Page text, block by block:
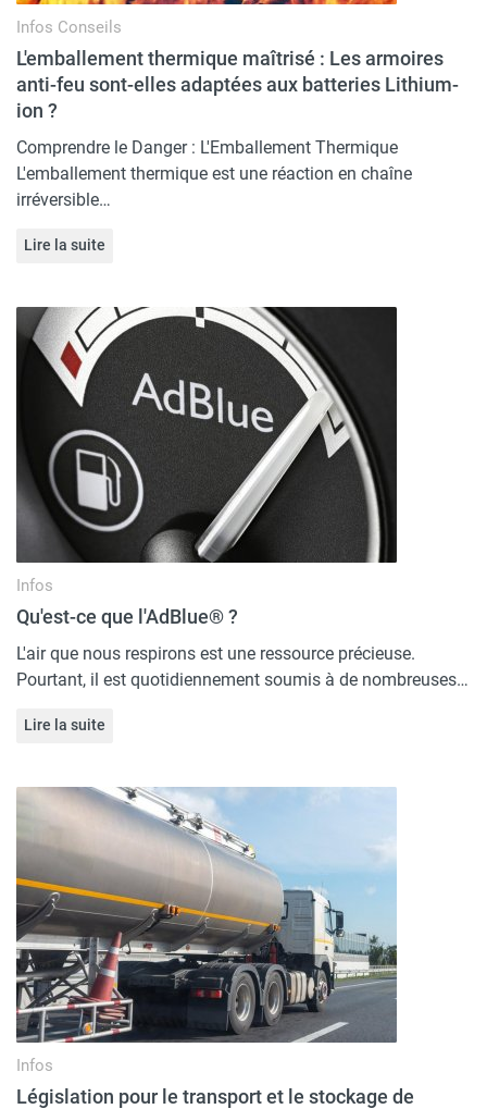
Infos Conseils
L'emballement thermique maîtrisé : Les armoires
anti-feu sont-elles adaptées aux batteries Lithium-
ion ?
Comprendre le Danger : L'Emballement Thermique
L'emballement thermique est une réaction en chaîne
irréversible…
Lire la suite
Infos
Qu'est-ce que l'AdBlue® ?
L'air que nous respirons est une ressource précieuse.
Pourtant, il est quotidiennement soumis à de nombreuses…
Lire la suite
Infos
Législation pour le transport et le stockage de